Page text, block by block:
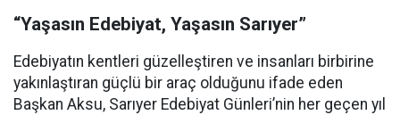
“Yaşasın Edebiyat, Yaşasın Sarıyer”
Edebiyatın kentleri güzelleştiren ve insanları birbirine
yakınlaştıran güçlü bir araç olduğunu ifade eden
Başkan Aksu, Sarıyer Edebiyat Günleri’nin her geçen yıl